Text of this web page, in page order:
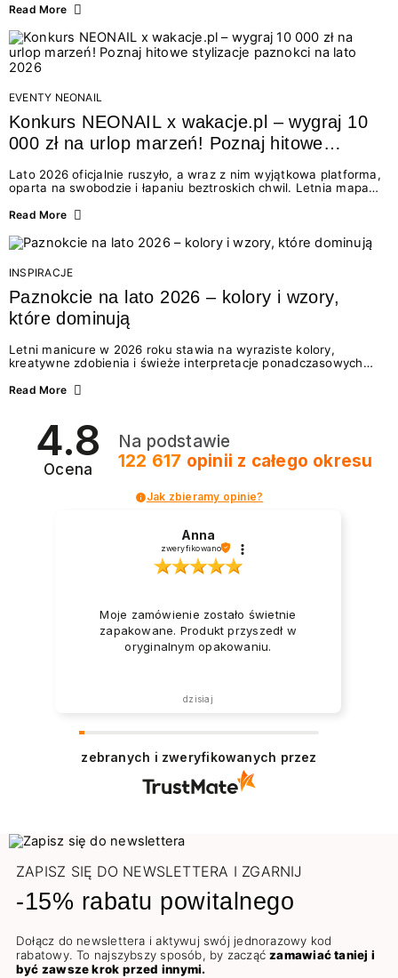
świata beauty i oszałamiających deserów to coś więcej niż
zmysłami: przez soczysty kolor, aksamitną teksturę,
orzeźwiający zapach i słodki akcent na podniebieniu. Tego lata
NEONAIL łączy siły z marką Willisch, tworząc unikalny projekt
na styku jedzenia i piękna....
Read More
EVENTY NEONAIL
Konkurs NEONAIL x wakacje.pl – wygraj 10
000 zł na urlop marzeń! Poznaj hitowe
Lato 2026 oficjalnie ruszyło, a wraz z nim wyjątkowa platforma,
oparta na swobodzie i łapaniu beztroskich chwil. Letnia mapa
doświadczenia wakacji – od spontanicznych wyjazdów, przez
Motywem przewodnim jest eksplorowanie i kolekcjonowanie
letnich momentów. Z tej okazji przygotowaliśmy coś absolutnie
wyjątkowego: wielki konkurs z wakacje.pl oraz dawkę
najgorętszych trendów w...
Read More
INSPIRACJE
Paznokcie na lato 2026 – kolory i wzory,
które dominują
Letni manicure w 2026 roku stawia na wyraziste kolory,
kreatywne zdobienia i świeże interpretacje ponadczasowych
zarówno energetycznych odcieni inspirowanych wakacjami, jak
2026? Znajdź inspirację dla swojego manicure!
Read More
4.8
Ocena
Na podstawie
122 617 opinii z całego okresu
Jak zbieramy opinie?
Anna
zweryfikowano
Moje zamówienie zostało świetnie
zapakowane. Produkt przyszedł w
oryginalnym opakowaniu.
dzisiaj
zebranych i zweryfikowanych przez
ZAPISZ SIĘ DO NEWSLETTERA I ZGARNIJ
-15% rabatu powitalnego
Dołącz do newslettera i aktywuj swój jednorazowy kod
rabatowy. To najszybszy sposób, by zacząćzamawiać taniej i
być zawsze krok przed innymi.